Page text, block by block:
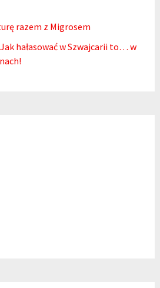
razem z Migrosem
Jak hałasować w Szwajcarii to… w